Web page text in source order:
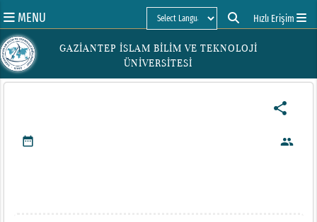
MENU
Powered by
Hızlı Erişim
GAZİANTEP İSLAM BİLİM VE TEKNOLOJİ
ÜNİVERSİTESİ
share
date_range people